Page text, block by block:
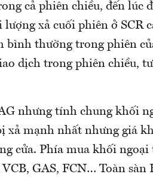
cả phiên chiều, đến lúc
xả cuối phiên ở SCR
bình thường trong phiên
dịch trong phiên chiều,
nhưng tính chung khối
xả mạnh nhất nhưng giá
cửa. Phía mua khối
GAS, FCN… Toàn sàn